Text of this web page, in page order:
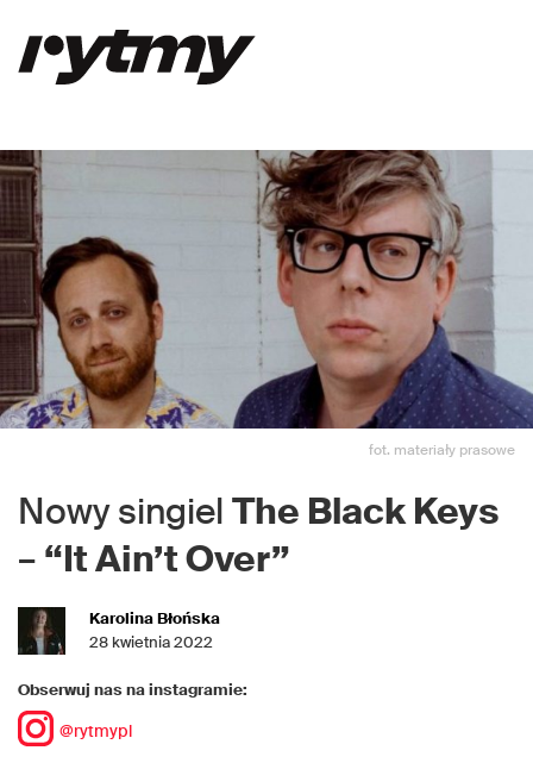
fot. materiały prasowe
Nowy singiel The Black Keys
– “It Ain’t Over”
Karolina Błońska
28 kwietnia 2022
Obserwuj nas na instagramie:
@rytmypl